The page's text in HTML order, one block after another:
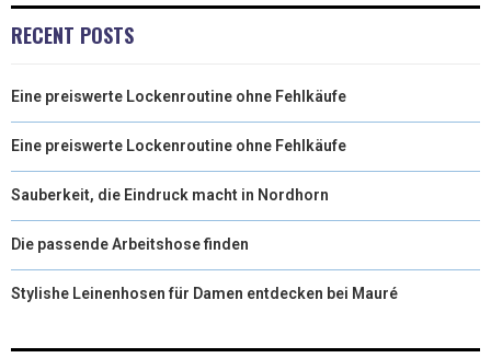
RECENT POSTS
Eine preiswerte Lockenroutine ohne Fehlkäufe
Eine preiswerte Lockenroutine ohne Fehlkäufe
Sauberkeit, die Eindruck macht in Nordhorn
Die passende Arbeitshose finden
Stylishe Leinenhosen für Damen entdecken bei Mauré